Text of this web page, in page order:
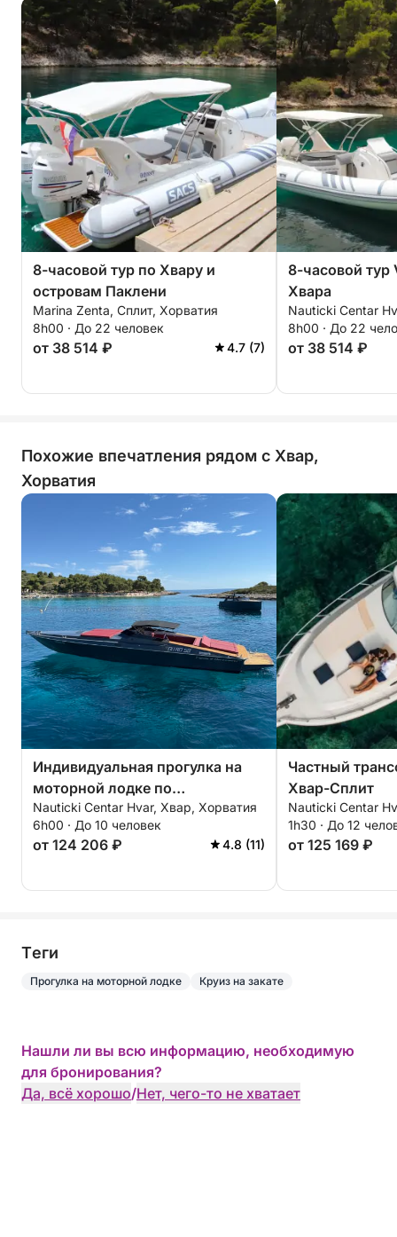
8-часовой тур по Хвару и
островам Паклени
Marina Zenta, Сплит, Хорватия
8h00 · До 22 человек
от 38 514 ₽ 4.7 (7)
8-часовой тур
Хвара
Nauticki Centar
8h00 · До 22
от 38 514 ₽
Похожие впечатления рядом с Хвар,
Хорватия
Индивидуальная прогулка на
моторной лодке по
окрестностям острова Хвар.
Nauticki Centar Hvar, Хвар, Хорватия
6h00 · До 10 человек
от 124 206 ₽ 4.8 (11)
Частный
Хвар-Сплит
Nauticki Centar
1h30 · До 12
от 125 169 ₽
Tеги
Прогулка на моторной лодке Круиз на закате
Нашли ли вы всю информацию, необходимую
для бронирования?
Да, всё хорошо/Нет, чего-то не хватает